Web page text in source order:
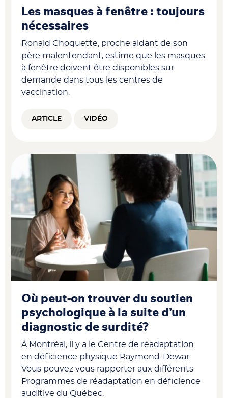
Les masques à fenêtre : toujours
nécessaires
Ronald Choquette, proche aidant de son
père malentendant, estime que les masques
à fenêtre doivent être disponibles sur
demande dans tous les centres de
vaccination.
ARTICLE VIDÉO
Où peut-on trouver du soutien
psychologique à la suite d’un
diagnostic de surdité?
À Montréal, il y a le Centre de réadaptation
en déficience physique Raymond-Dewar.
Vous pouvez vous rapporter aux différents
Programmes de réadaptation en déficience
auditive du Québec.